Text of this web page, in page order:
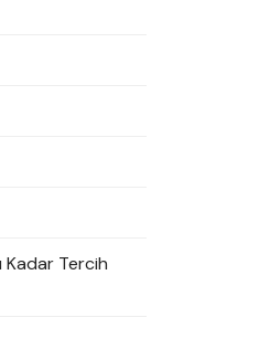
Kadar Tercih